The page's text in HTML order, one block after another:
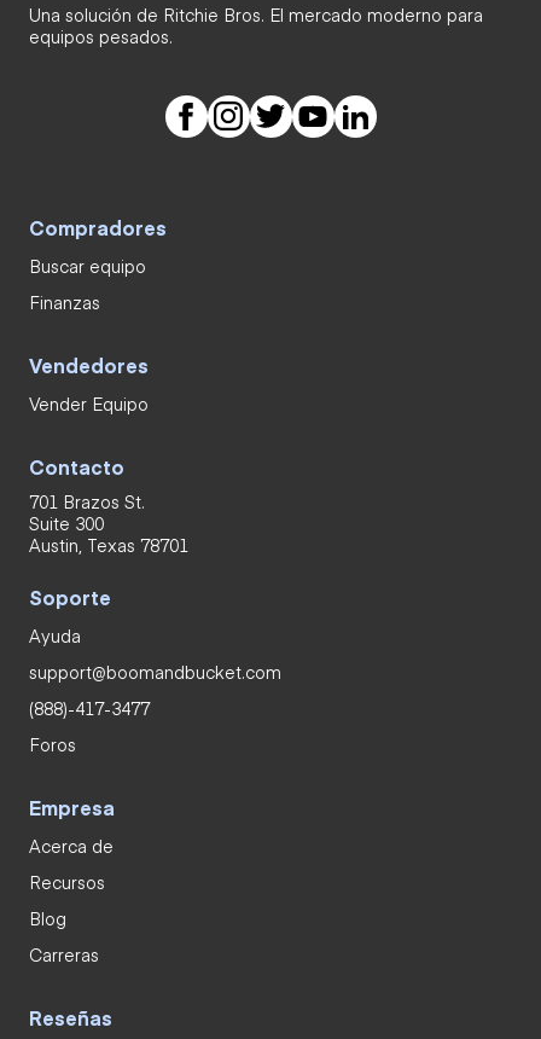
Una solución de Ritchie Bros. El mercado moderno para
equipos pesados.
Compradores
Buscar equipo
Finanzas
Vendedores
Vender Equipo
Contacto
701 Brazos St.
Suite 300
Austin, Texas 78701
Soporte
Ayuda
support@boomandbucket.com
(888)-417-3477
Foros
Empresa
Acerca de
Recursos
Blog
Carreras
Reseñas